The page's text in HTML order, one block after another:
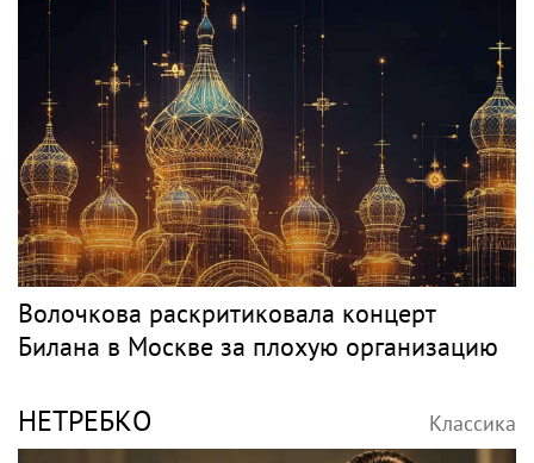
Волочкова раскритиковала концерт
Билана в Москве за плохую организацию
НЕТРЕБКО Классика